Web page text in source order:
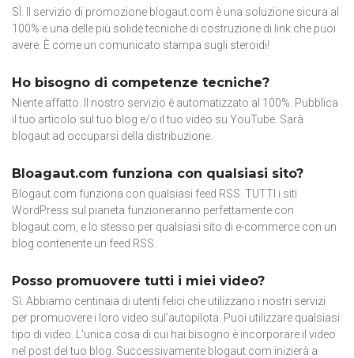
SÌ. Il servizio di promozione blogaut.com è una soluzione sicura al
100% e una delle più solide tecniche di costruzione di link che puoi
avere. È come un comunicato stampa sugli steroidi!
Ho bisogno di competenze tecniche?
Niente affatto. Il nostro servizio è automatizzato al 100%. Pubblica
il tuo articolo sul tuo blog e/o il tuo video su YouTube. Sarà
blogaut ad occuparsi della distribuzione.
Bloagaut.com funziona con qualsiasi sito?
Blogaut.com funziona con qualsiasi feed RSS. TUTTI i siti
WordPress sul pianeta funzioneranno perfettamente con
blogaut.com, e lo stesso per qualsiasi sito di e-commerce con un
blog contenente un feed RSS.
Posso promuovere tutti i miei video?
Sì. Abbiamo centinaia di utenti felici che utilizzano i nostri servizi
per promuovere i loro video sul’autopilota. Puoi utilizzare qualsiasi
tipo di video. L'unica cosa di cui hai bisogno è incorporare il video
nel post del tuo blog. Successivamente blogaut.com inizierà a